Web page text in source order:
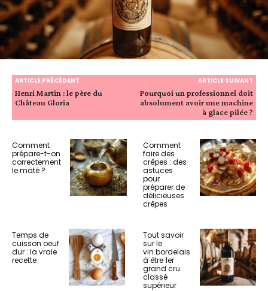
ARTICLE PRÉCÉDENT
Henri Martin : le père du
Château Gloria
ARTICLE SUIVANT
Pourquoi un professionnel doit
absolument avoir une machine
à glace pilée ?
Comment
prépare-t-on
correctement
le maté ?
Comment
faire des
crêpes : des
astuces
pour
préparer de
délicieuses
crêpes
Temps de
cuisson oeuf
dur : la vraie
recette
Tout savoir
sur le
vin bordelais
à être 1er
grand cru
classé
supérieur